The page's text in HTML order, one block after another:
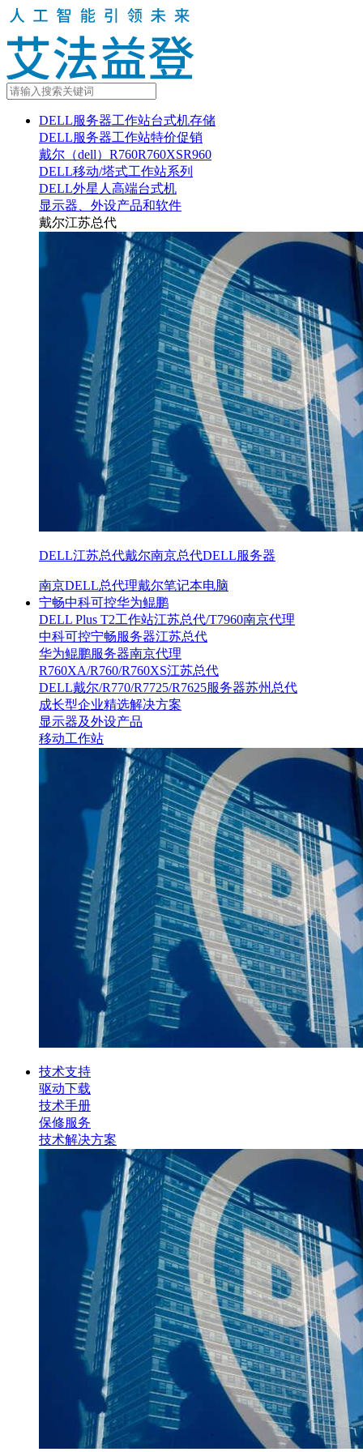
DELL服务器工作站台式机存储
DELL服务器工作站特价促销
戴尔（dell）R760R760XSR960
DELL移动/塔式工作站系列
DELL外星人高端台式机
显示器、外设产品和软件
戴尔江苏总代
DELL江苏总代戴尔南京总代DELL服务器
南京DELL总代理戴尔笔记本电脑
宁畅中科可控华为鲲鹏
DELL Plus T2工作站江苏总代/T7960南京代理
中科可控宁畅服务器江苏总代
华为鲲鹏服务器南京代理
R760XA/R760/R760XS江苏总代
DELL戴尔/R770/R7725/R7625服务器苏州总代
成长型企业精选解决方案
显示器及外设产品
移动工作站
技术支持
驱动下载
技术手册
保修服务
技术解决方案